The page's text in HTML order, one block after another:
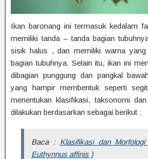
Ikan baronang ini termasuk kedalam
memiliki tanda – tanda bagian
sisik halus , dan memiliki warna
bagian tubuhnya. Selain itu, ikan ini
dibagian punggung dan pangkal
yang hampir membentuk seperti
menentukan klasifikasi, taksonomi
dilakukan berdasarkan sebagai berikut :
Baca : Klasifikasi dan
Euthynnus affinis )